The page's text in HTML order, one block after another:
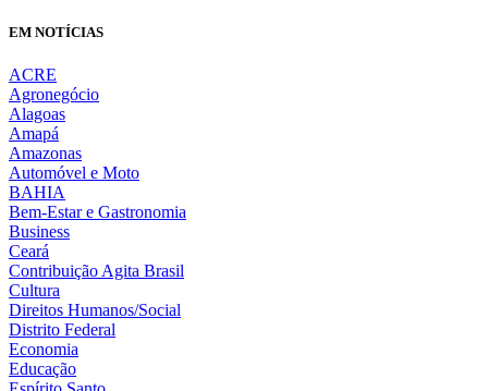
EM NOTÍCIAS
ACRE
Agronegócio
Alagoas
Amapá
Amazonas
Automóvel e Moto
BAHIA
Bem-Estar e Gastronomia
Business
Ceará
Contribuição Agita Brasil
Cultura
Direitos Humanos/Social
Distrito Federal
Economia
Educação